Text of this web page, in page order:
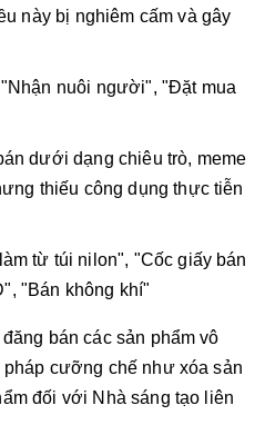
này bị nghiêm cấm và gây
nuôi người", "Đặt mua
dưới dạng chiêu trò, meme
thiếu công dụng thực tiễn
từ túi nilon", "Cốc giấy bán
"Bán không khí"
bán các sản phẩm vô
cưỡng chế như xóa sản
đối với Nhà sáng tạo liên